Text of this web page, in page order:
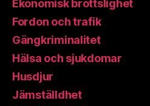
Ekonomisk brottslighet
Fordon och trafik
Gängkriminalitet
Hälsa och sjukdomar
Husdjur
Jämställdhet